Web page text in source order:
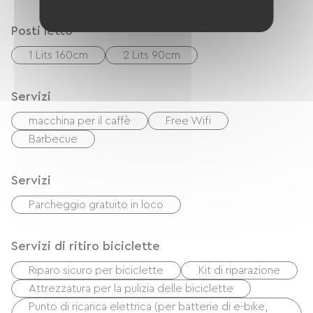
Posti letto
1 Lits 160cm 2 Lits 90cm
Servizi
macchina per il caffè
Free Wifi
Barbecue
Servizi
Parcheggio gratuito in loco
Servizi di ritiro biciclette
Riparo sicuro per biciclette
Kit di riparazione
Attrezzatura per la pulizia delle biciclette
Punto di ricarica elettrica (per batterie di e-bike,